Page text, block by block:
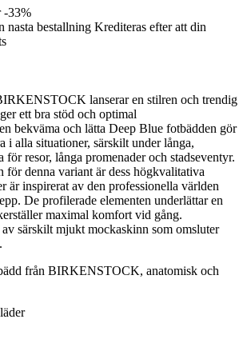
-33%
nasta bestallning Krediteras efter att din
lanserar en stilren och trendig
ett bra stöd och optimal
bekväma och lätta Deep Blue fotbädden gör
i alla situationer, särskilt under långa,
för resor, långa promenader och stadseventyr.
för denna variant är dess högkvalitativa
är inspirerat av den professionella världen
De profilerade elementen underlättar en
maximal komfort vid gång.
särskilt mjukt mockaskinn som omsluter
från BIRKENSTOCK, anatomisk och